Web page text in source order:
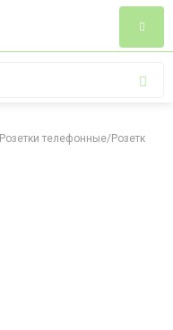
Розетки телефонные/Розетка